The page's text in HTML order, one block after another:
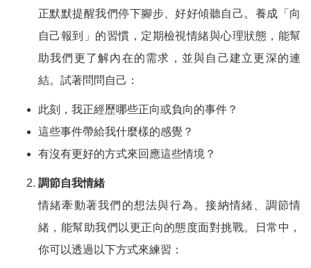
正默默提醒我們停下腳步、好好傾聽自己。養成「向
自己報到」的習慣，定期檢視情緒與心理狀態，能幫
助我們更了解內在的需求，並與自己建立更深的連
結。試著問問自己：
此刻，我正經歷哪些正向或負向的事件？
這些事件帶給我什麼樣的感覺？
有沒有更好的方式來回應這些情境？
調節自我情緒
情緒牽動著我們的想法與行為。接納情緒、調節情
緒，能幫助我們以更正向的態度面對挑戰。日常中，
你可以透過以下方式來練習：